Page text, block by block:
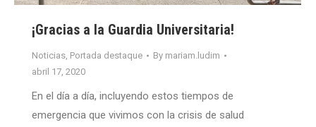
¡Gracias a la Guardia Universitaria!
Noticias, Portada destaque By mariam.ludim
abril 17, 2020
En el día a día, incluyendo estos tiempos de
emergencia que vivimos con la crisis de salud